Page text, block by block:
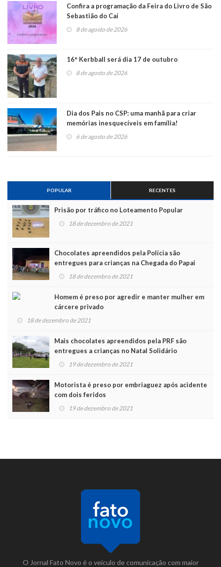
Confira a programação da Feira do Livro de São
Sebastião do Caí
8 de agosto de 2026
16° Kerbball será dia 17 de outubro
8 de agosto de 2026
Dia dos Pais no CSP: uma manhã para criar
memórias inesquecíveis em família!
6 de agosto de 2026
POPULAR RECENTES
Prisão por tráfico no Loteamento Popular
18 de dezembro de 2021
Chocolates apreendidos pela Polícia são
entregues para crianças na Chegada do Papai
Noel
18 de dezembro de 2021
Homem é preso por agredir e manter mulher em
cárcere privado
18 de dezembro de 2021
Mais chocolates apreendidos pela PRF são
entregues a crianças no Natal Solidário
19 de dezembro de 2021
Motorista é preso por embriaguez após acidente
com dois feridos
19 de dezembro de 2021
O Jornal Fato Novo é o veículo de comunicação com maior